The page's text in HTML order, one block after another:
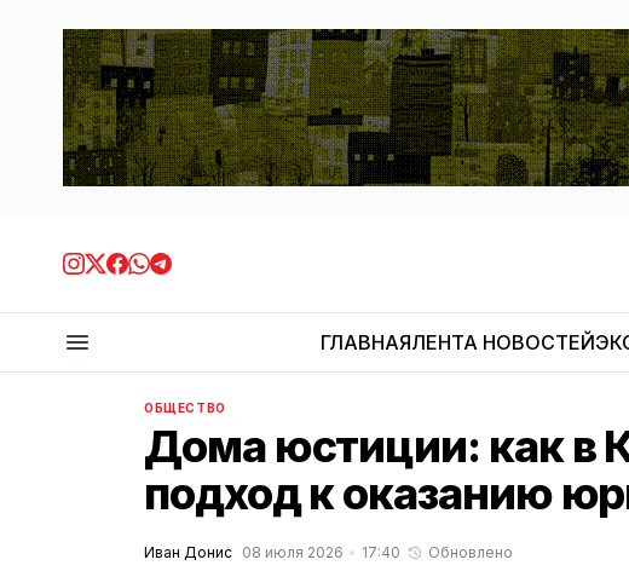
ГЛАВНАЯЛЕНТА НОВОСТЕЙ
ОБЩЕСТВО
Дома юстиции: как в
подход к оказанию
Иван Донис 08 июля 2026 17:40 Обновлено